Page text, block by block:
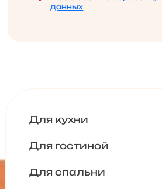
данных
Для кухни
Для гостиной
Для спальни